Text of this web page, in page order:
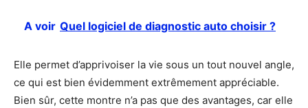
A voir Quel logiciel de diagnostic auto choisir ?
Elle permet d’apprivoiser la vie sous un tout nouvel angle,
ce qui est bien évidemment extrêmement appréciable.
Bien sûr, cette montre n’a pas que des avantages, car elle